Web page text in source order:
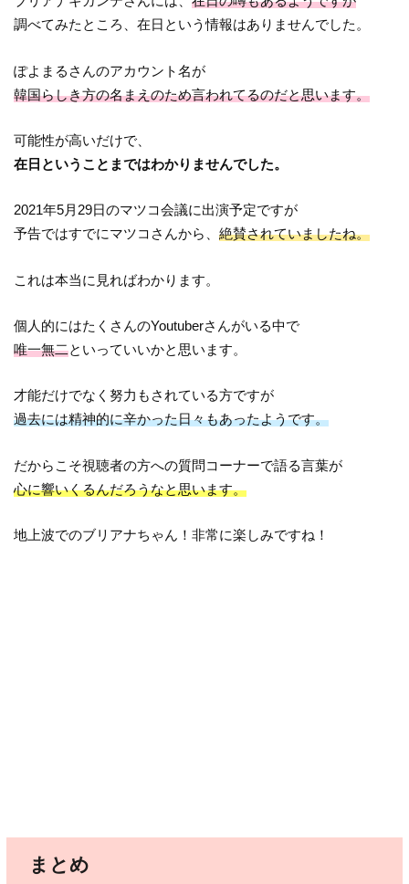
調べてみたところ、在日という情報はありませんでした。
ぽよまるさんのアカウント名が
韓国らしき方の名まえのため言われてるのだと思います。
可能性が高いだけで、
在日ということまではわかりませんでした。
2021年5月29日のマツコ会議に出演予定ですが
予告ではすでにマツコさんから、絶賛されていましたね。
これは本当に見ればわかります。
個人的にはたくさんのYoutuberさんがいる中で
唯一無二といっていいかと思います。
才能だけでなく努力もされている方ですが
過去には精神的に辛かった日々もあったようです。
だからこそ視聴者の方への質問コーナーで語る言葉が
心に響いくるんだろうなと思います。
地上波でのブリアナちゃん！非常に楽しみですね！
まとめ